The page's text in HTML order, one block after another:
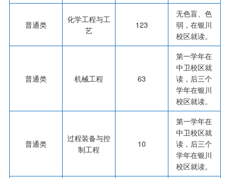
普通类
化学工程与工
艺
123
无色盲、色
弱，在银川
校区就读。
普通类 机械工程 63
第一学年在
中卫校区就
读，后三个
学年在银川
校区就读。
普通类
过程装备与控
制工程
10
第一学年在
中卫校区就
读，后三个
学年在银川
校区就读。